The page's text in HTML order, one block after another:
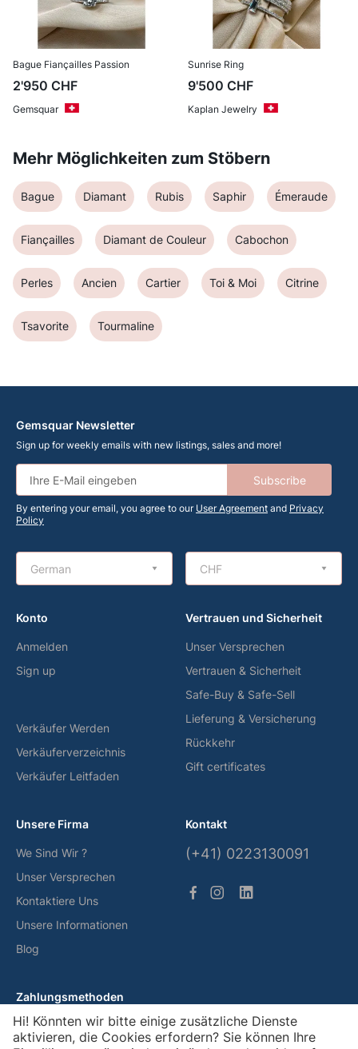
Bague Fiançailles Passion
2'950 CHF
Gemsquar
Sunrise Ring
9'500 CHF
Kaplan Jewelry
Mehr Möglichkeiten zum Stöbern
Bague Diamant Rubis Saphir Émeraude
Fiançailles Diamant de Couleur Cabochon
Perles Ancien Cartier Toi & Moi Citrine
Tsavorite Tourmaline
Gemsquar Newsletter
Sign up for weekly emails with new listings, sales and more!
Subscribe
By entering your email, you agree to our User Agreement and Privacy
Policy
German CHF
Konto
Anmelden
Sign up
Verkäufer Werden
Verkäuferverzeichnis
Verkäufer Leitfaden
Vertrauen und Sicherheit
Unser Versprechen
Vertrauen & Sicherheit
Safe-Buy & Safe-Sell
Lieferung & Versicherung
Rückkehr
Gift certificates
Unsere Firma
We Sind Wir ?
Unser Versprechen
Kontaktiere Uns
Unsere Informationen
Blog
Kontakt
(+41) 0223130091
Zahlungsmethoden
Hi! Könnten wir bitte einige zusätzliche Dienste
aktivieren, die Cookies erfordern? Sie können Ihre